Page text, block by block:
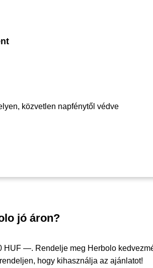
közvetlen napfénytől védve
jó áron?
HUF —. Rendelje meg Herbolo
hogy kihasználja az ajánlatot!